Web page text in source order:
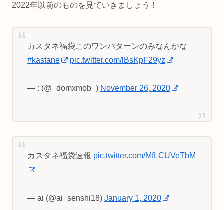
2022年以前のものを見ていきましょう！
カスタネ福袋このワンパターンのみなんかな
#kastane
pic.twitter.com/lBsKpF29yz
— : (@_domxmob_) November 26, 2020
カスタネ福袋速報 pic.twitter.com/MfLCUVeTbM
— ai (@ai_senshi18) January 1, 2020